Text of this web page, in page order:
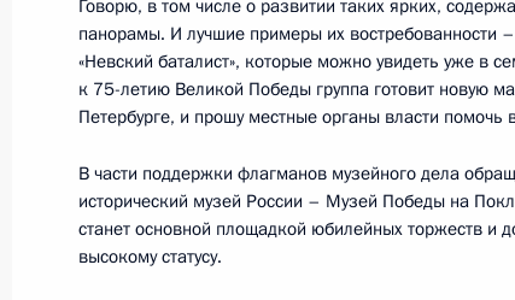
7 декабря 2018 года, 13:50 Москва
6 декабря 2018 года, четверг
Заседание Национального
квалификациям
6 декабря 2018 года, 19:30
Говорю, в том числе о развитии таких ярких,
панорамы. И лучшие примеры их востребованности
«Невский баталист», которые можно увидеть уже в
к 75-летию Великой Победы группа готовит новую
Петербурге, и прошу местные органы власти помочь
В части поддержки флагманов музейного дела
исторический музей России – Музей Победы на
станет основной площадкой юбилейных торжеств и
высокому статусу.